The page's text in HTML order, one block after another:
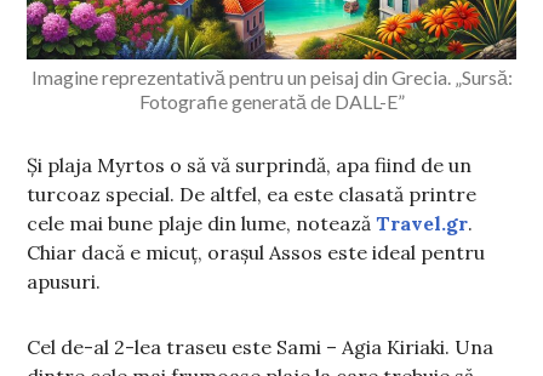
Imagine reprezentativă pentru un peisaj din Grecia. „Sursă:
Fotografie generată de DALL-E”
Și plaja Myrtos o să vă surprindă, apa fiind de un
turcoaz special. De altfel, ea este clasată printre
cele mai bune plaje din lume, notează Travel.gr.
Chiar dacă e micuț, orașul Assos este ideal pentru
apusuri.
Cel de-al 2-lea traseu este Sami – Agia Kiriaki. Una